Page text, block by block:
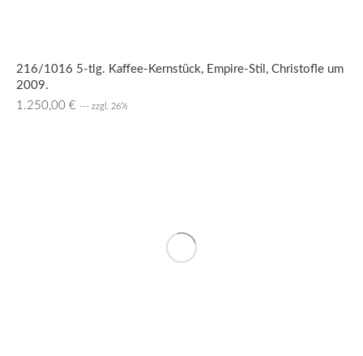
216/1016 5-tlg. Kaffee-Kernstück, Empire-Stil, Christofle um
2009.
1.250,00 € --- zzgl. 26%